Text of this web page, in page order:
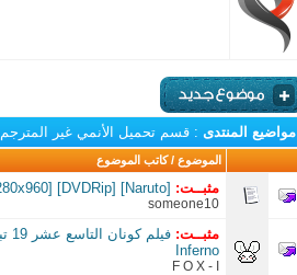
مواضيع المنتدى : قسم تحميل الأنمي غير المترجم
الموضوع /كاتب الموضوع
مثبــت: [Naruto] [DVDRip] [1280x960] [x264] [AC3]
someone10
مثبــت:
Inferno
F O X - I